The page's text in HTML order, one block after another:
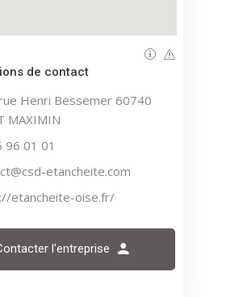
de contact
Henri Bessemer 60740
MAXIMIN
96 01 01
etancheite.com
etancheite-oise.fr/
l'entreprise